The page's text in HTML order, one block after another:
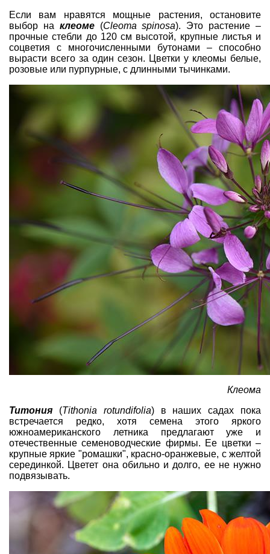
Если вам нравятся мощные растения, остановите
выбор на клеоме (Cleoma spinosa). Это растение –
прочные стебли до 120 см высотой, крупные листья и
соцветия с многочисленными бутонами – способно
вырасти всего за один сезон. Цветки у клеомы белые,
розовые или пурпурные, с длинными тычинками.
Клеома
Титония
(Tithonia rotundifolia) в наших садах пока
встречается редко, хотя семена этого яркого
южноамериканского летника предлагают уже и
отечественные семеноводческие фирмы. Ее цветки –
крупные яркие "ромашки", красно-оранжевые, с желтой
серединкой. Цветет она обильно и долго, ее не нужно
подвязывать.